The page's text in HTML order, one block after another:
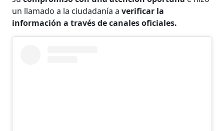
un llamado a la ciudadanía averificar la
información a través de canales oficiales.